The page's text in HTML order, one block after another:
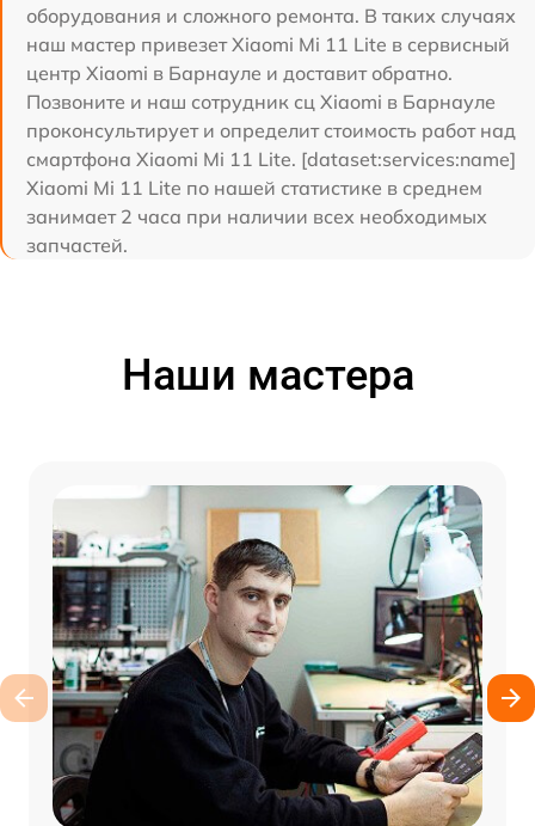
оборудования и сложного ремонта. В таких случаях
наш мастер привезет Xiaomi Mi 11 Lite в сервисный
центр Xiaomi в Барнауле и доставит обратно.
Позвоните и наш сотрудник сц Xiaomi в Барнауле
проконсультирует и определит стоимость работ над
смартфона Xiaomi Mi 11 Lite. [dataset:services:name]
Xiaomi Mi 11 Lite по нашей статистике в среднем
занимает 2 часа при наличии всех необходимых
запчастей.
Наши мастера